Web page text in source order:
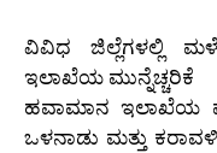
ವಿವಿಧ ಜಿಲ್ಲೆಗಳಲ್ಲಿ
ಇಲಾಖೆಯ ಮುನ್ನೆಚ್ಚರಿಕೆ
ಹವಾಮಾನ ಇಲಾಖೆಯ
ಒಳನಾಡು ಮತ್ತು